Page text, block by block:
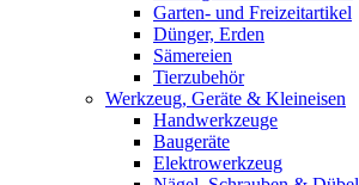
Garten- und Freizeitartikel
Dünger, Erden
Sämereien
Tierzubehör
Werkzeug, Geräte & Kleineisen
Handwerkzeuge
Baugeräte
Elektrowerkzeug